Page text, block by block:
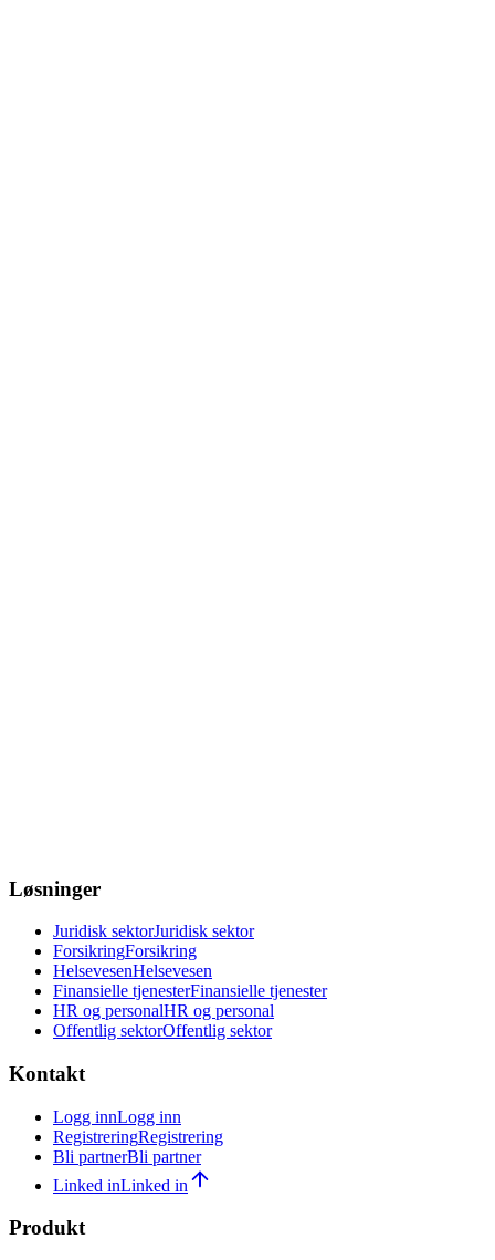
Løsninger
Juridisk sektorJuridisk sektor
ForsikringForsikring
HelsevesenHelsevesen
Finansielle tjenesterFinansielle tjenester
HR og personalHR og personal
Offentlig sektorOffentlig sektor
Kontakt
Logg innLogg inn
RegistreringRegistrering
Bli partnerBli partner
Linked inLinked in
Produkt